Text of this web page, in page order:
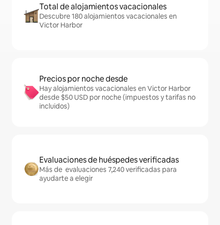
Total de alojamientos vacacionales
Descubre 180 alojamientos vacacionales en
Victor Harbor
Precios por noche desde
Hay alojamientos vacacionales en Victor Harbor
desde $50 USD por noche (impuestos y tarifas no
incluidos)
Evaluaciones de huéspedes verificadas
Más de evaluaciones 7,240 verificadas para
ayudarte a elegir